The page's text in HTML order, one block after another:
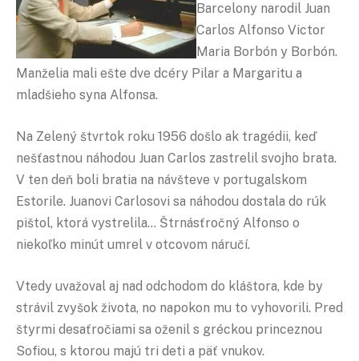
Barcelony narodil Juan
Carlos Alfonso Victor
Maria Borbón y Borbón.
Manželia mali ešte dve dcéry Pilar a Margaritu a
mladšieho syna Alfonsa.
Na Zelený štvrtok roku 1956 došlo ak tragédii, keď
nešťastnou náhodou Juan Carlos zastrelil svojho brata.
V ten deň boli bratia na návšteve v portugalskom
Estorile. Juanovi Carlosovi sa náhodou dostala do rúk
pištol, ktorá vystrelila… Štrnásťročný Alfonso o
niekoľko minút umrel v otcovom náručí.
Vtedy uvažoval aj nad odchodom do kláštora, kde by
strávil zvyšok života, no napokon mu to vyhovorili. Pred
štyrmi desaťročiami sa oženil s gréckou princeznou
Sofiou, s ktorou majú tri deti a päť vnukov.